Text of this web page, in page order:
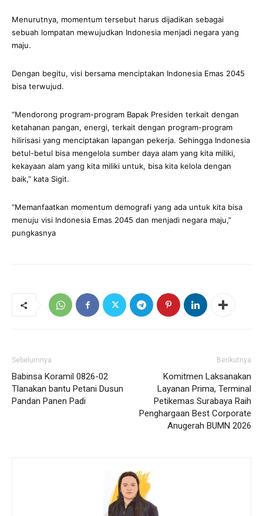
Menurutnya, momentum tersebut harus dijadikan sebagai
sebuah lompatan mewujudkan Indonesia menjadi negara yang
maju.
Dengan begitu, visi bersama menciptakan Indonesia Emas 2045
bisa terwujud.
“Mendorong program-program Bapak Presiden terkait dengan
ketahanan pangan, energi, terkait dengan program-program
hilirisasi yang menciptakan lapangan pekerja. Sehingga Indonesia
betul-betul bisa mengelola sumber daya alam yang kita miliki,
kekayaan alam yang kita miliki untuk, bisa kita kelola dengan
baik,” kata Sigit.
“Memanfaatkan momentum demografi yang ada untuk kita bisa
menuju visi Indonesia Emas 2045 dan menjadi negara maju,”
pungkasnya
Sebelumnya
Babinsa Koramil 0826-02
Tlanakan bantu Petani Dusun
Pandan Panen Padi
Berikutnya
Komitmen Laksanakan
Layanan Prima, Terminal
Petikemas Surabaya Raih
Penghargaan Best Corporate
Anugerah BUMN 2026